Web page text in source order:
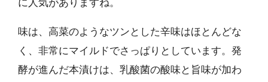
に人気がありますね。
味は、高菜のようなツンとした辛味はほとんどな
く、非常にマイルドでさっぱりとしています。発
酵が進んだ本漬けは、乳酸菌の酸味と旨味が加わ